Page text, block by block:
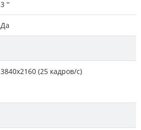
3 ''
Да
3840x2160 (25 кадров/с)